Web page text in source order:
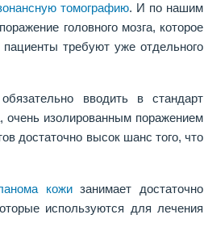
томографию. И по нашим
головного мозга, которое
требуют уже отдельного
вводить в стандарт
изолированным поражением
достаточно высок шанс того, что
кожизанимает достаточно
используются для лечения